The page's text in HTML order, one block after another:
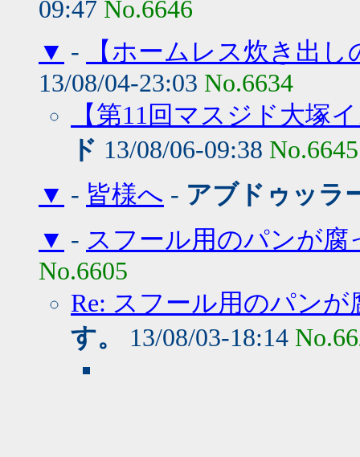
09:47 No.6646
▼ -
【ホームレス炊き出
13/08/04-23:03 No.6634
【第11回マスジド大塚
ド 13/08/06-09:38 No.6645
▼ - 皆様へ - アブドゥッラ
▼ - スフール用のパンが腐
No.6605
Re: スフール用のパン
す。
13/08/03-18:14